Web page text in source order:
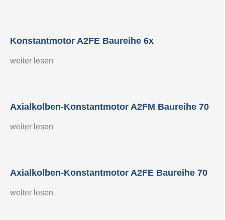
Konstantmotor A2FE Baureihe 6x
weiter lesen
Axialkolben-Konstantmotor A2FM Baureihe 70
weiter lesen
Axialkolben-Konstantmotor A2FE Baureihe 70
weiter lesen